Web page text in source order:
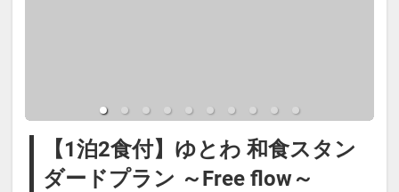
※セミダブル客室にはシャワー・バ
スタブはついていません。
【1泊2食付】ゆとわ 和食スタン
ダードプラン ～Free flow～